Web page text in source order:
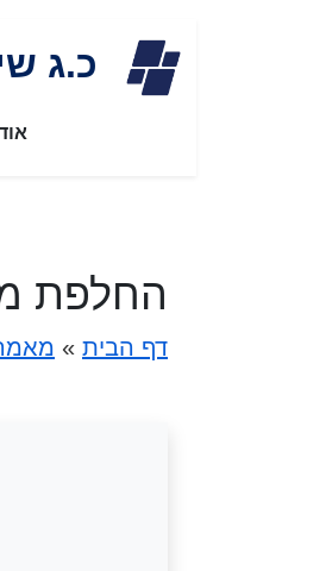
content
כ.ג
החלפת
דף הבית »